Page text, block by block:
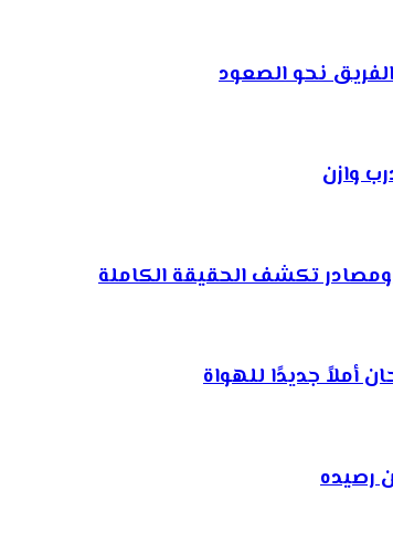
نحو الصعود
وازن
تكشف الحقيقة الكاملة
أملاً جديدًا للهواة